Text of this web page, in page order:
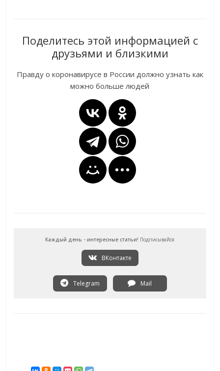
Поделитесь этой информацией с
друзьями и близкими
Правду о коронавирусе в России должно узнать как
можно больше людей
Каждый день - интересные статьи! Подписывайся
ВКонтакте
Telegram Mail